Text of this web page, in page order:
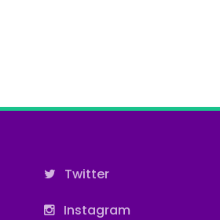
Twitter
Instagram